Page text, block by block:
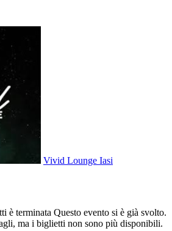
Vivid Lounge Iasi
è terminata Questo evento si è già svolto.
ma i biglietti non sono più disponibili.